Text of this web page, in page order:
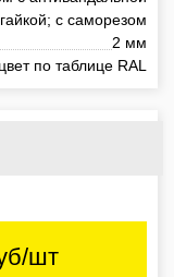
гайкой; с саморезом
2 мм
по таблице RAL
шт